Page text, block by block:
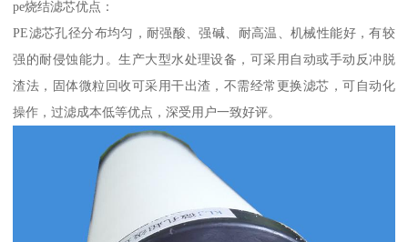
pe烧结滤芯优点：
PE滤芯孔径分布均匀，耐强酸、强碱、耐高温、机械性能好，有较
强的耐侵蚀能力。生产大型水处理设备，可采用自动或手动反冲脱
渣法，固体微粒回收可采用干出渣，不需经常更换滤芯，可自动化
操作，过滤成本低等优点，深受用户一致好评。